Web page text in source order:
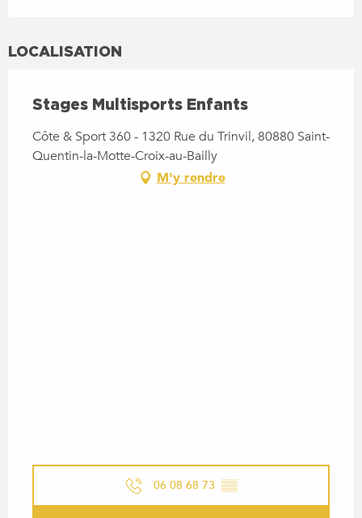
LOCALISATION
Stages Multisports Enfants
Côte & Sport 360 - 1320 Rue du Trinvil, 80880 Saint-
Quentin-la-Motte-Croix-au-Bailly
M'y rendre
06 08 68 73 ▒▒